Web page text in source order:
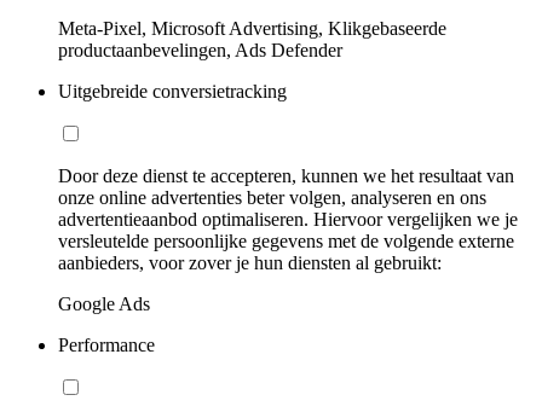
Meta-Pixel, Microsoft Advertising, Klikgebaseerde
productaanbevelingen, Ads Defender
Uitgebreide conversietracking
Door deze dienst te accepteren, kunnen we het resultaat van
onze online advertenties beter volgen, analyseren en ons
advertentieaanbod optimaliseren. Hiervoor vergelijken we je
versleutelde persoonlijke gegevens met de volgende externe
aanbieders, voor zover je hun diensten al gebruikt:
Google Ads
Performance